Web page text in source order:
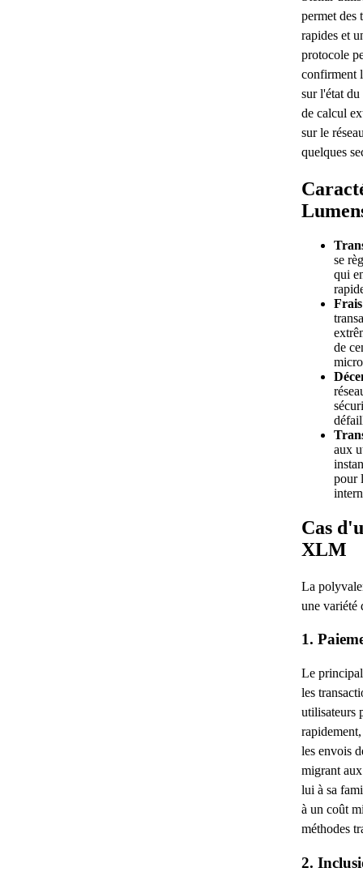
permet des
rapides et
protocole
confirment
sur l'état du
de calcul
sur le
quelques
se
qui
de
aux
pour
Cas
XLM
La
une variété
1.
Le
les
utilisateurs
les envois
migrant
lui à sa
à un coût
méthodes
2.